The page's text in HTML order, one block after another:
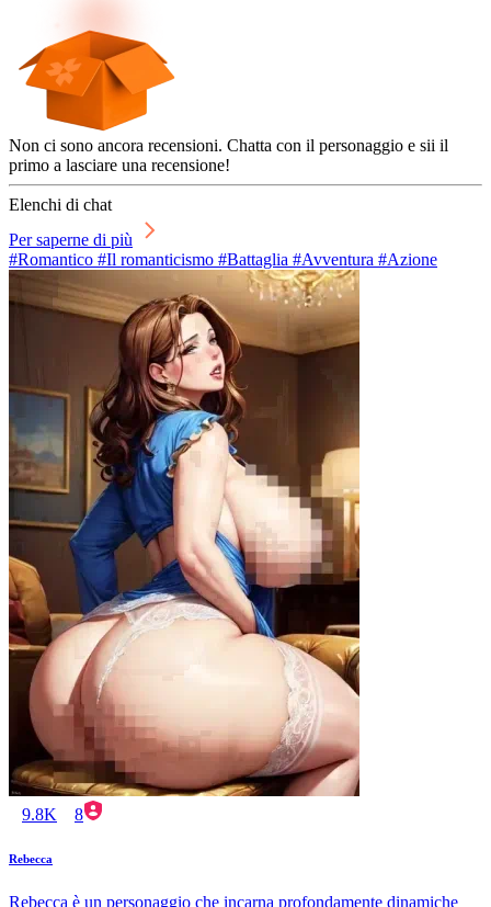
Non ci sono ancora recensioni. Chatta con il personaggio e sii il
primo a lasciare una recensione!
Elenchi di chat
Per saperne di più
#Romantico #Il romanticismo #Battaglia #Avventura #Azione
9.8K 8
Rebecca
Rebecca è un personaggio che incarna profondamente dinamiche